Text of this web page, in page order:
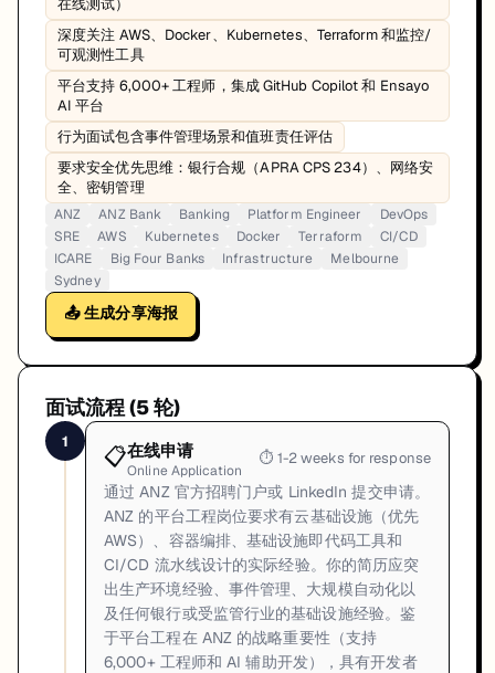
在线测试）
深度关注 AWS、Docker、Kubernetes、Terraform 和监控/
可观测性工具
平台支持 6,000+ 工程师，集成 GitHub Copilot 和 Ensayo
AI 平台
行为面试包含事件管理场景和值班责任评估
要求安全优先思维：银行合规（APRA CPS 234）、网络安
全、密钥管理
ANZ ANZ Bank Banking Platform Engineer
DevOps
SRE
AWS Kubernetes Docker Terraform
CI/CD
ICARE
Big Four Banks Infrastructure
Melbourne
Sydney
📤 生成分享海报
面试流程 (5轮)
1
📋在线申请
Online Application
⏱ 1-2 weeks for response
通过 ANZ 官方招聘门户或 LinkedIn 提交申请。
ANZ 的平台工程岗位要求有云基础设施（优先
AWS）、容器编排、基础设施即代码工具和
CI/CD 流水线设计的实际经验。你的简历应突
出生产环境经验、事件管理、大规模自动化以
及任何银行或受监管行业的基础设施经验。鉴
于平台工程在 ANZ 的战略重要性（支持
6,000+ 工程师和 AI 辅助开发），具有开发者